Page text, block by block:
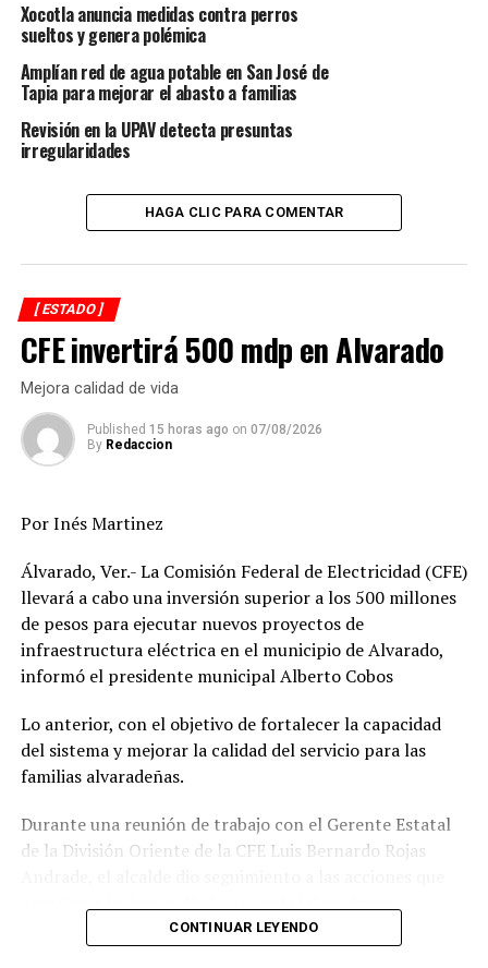
DESPUÉS
PT el patito feo de la alianza
ANTES
Suman 57 mil 926 casos de Covid
Xocotla anuncia medidas contra perros
sueltos y genera polémica
Amplían red de agua potable en San José de
Tapia para mejorar el abasto a familias
Revisión en la UPAV detecta presuntas
irregularidades
HAGA CLIC PARA COMENTAR
[ ESTADO ]
CFE invertirá 500 mdp en Alvarado
Mejora calidad de vida
Published 15 horas ago on 07/08/2026
By Redaccion
Por Inés Martinez
Álvarado, Ver.- La Comisión Federal de Electricidad (CFE)
llevará a cabo una inversión superior a los 500 millones
de pesos para ejecutar nuevos proyectos de
infraestructura eléctrica en el municipio de Alvarado,
informó el presidente municipal Alberto Cobos
Lo anterior, con el objetivo de fortalecer la capacidad
del sistema y mejorar la calidad del servicio para las
familias alvaradeñas.
Durante una reunión de trabajo con el Gerente Estatal
de la División Oriente de la CFE Luis Bernardo Rojas
comunidades, colonias y la zona centro de la
CONTINUAR LEYENDO